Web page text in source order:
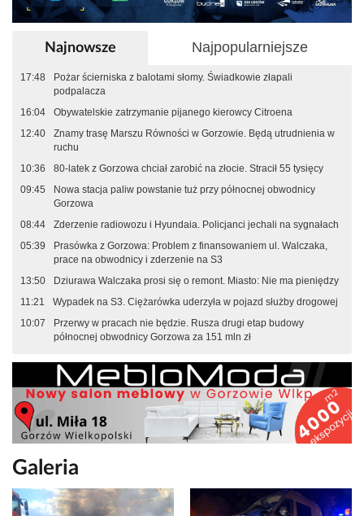
Najnowsze Najpopularniejsze
17:48
Pożar ścierniska z balotami słomy. Świadkowie złapali
podpalacza
16:04
Obywatelskie zatrzymanie pijanego kierowcy Citroena
12:40
Znamy trasę Marszu Równości w Gorzowie. Będą utrudnienia w
ruchu
10:36
80-latek z Gorzowa chciał zarobić na złocie. Stracił 55 tysięcy
09:45
Nowa stacja paliw powstanie tuż przy północnej obwodnicy
Gorzowa
08:44
Zderzenie radiowozu i Hyundaia. Policjanci jechali na sygnałach
05:39
Prasówka z Gorzowa: Problem z finansowaniem ul. Walczaka,
prace na obwodnicy i zderzenie na S3
13:50
Dziurawa Walczaka prosi się o remont. Miasto: Nie ma pieniędzy
11:21
Wypadek na S3. Ciężarówka uderzyła w pojazd służby drogowej
10:07
Przerwy w pracach nie będzie. Rusza drugi etap budowy
północnej obwodnicy Gorzowa za 151 mln zł
Galeria